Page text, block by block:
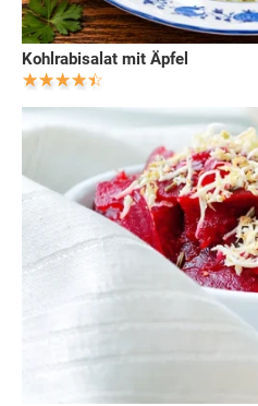
Kohlrabisalat mit Äpfel